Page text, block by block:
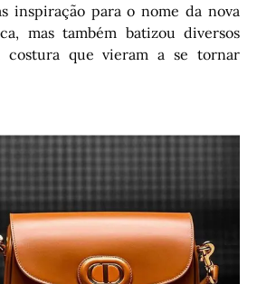
inspiração para o nome da nova
mas também batizou diversos
costura que vieram a se tornar